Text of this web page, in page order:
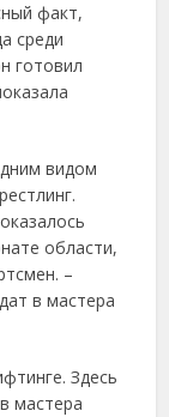
факт,
среди
готовил
видом
области,
–
в мастера
Здесь
мастера